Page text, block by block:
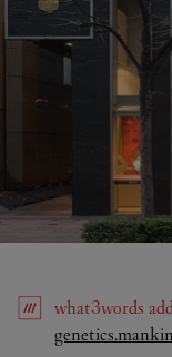
what3words